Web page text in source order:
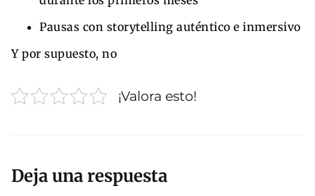
Pausas con storytelling auténtico e inmersivo
Y por supuesto, no
¡Valora esto!
Deja una respuesta